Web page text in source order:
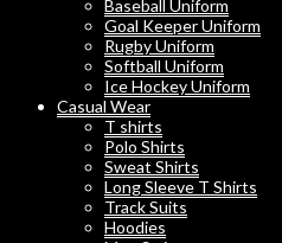
Baseball Uniform
Goal Keeper Uniform
Rugby Uniform
Softball Uniform
Ice Hockey Uniform
Casual Wear
T shirts
Polo Shirts
Sweat Shirts
Long Sleeve T Shirts
Track Suits
Hoodies